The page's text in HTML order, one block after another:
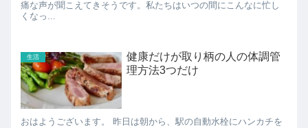
痛な声が聞こえてきそうです。私たちはいつの間にこんなに忙し
くなっ...
生活
健康だけが取り柄の人の体調管
理方法3つだけ
おはようございます。 昨日は朝から、駅の自動水栓にハンカチを